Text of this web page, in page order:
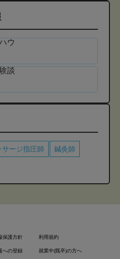
ウ
談
サージ指圧師 鍼灸師
保護方針 利用規約
への登録 就業中(既卒)の方へ